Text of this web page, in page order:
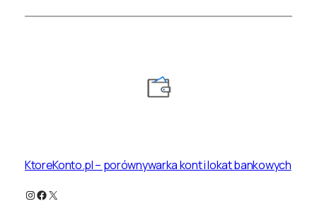
KtoreKonto.pl – porównywarka kont i lokat bankowych
Instagram
Facebook
X